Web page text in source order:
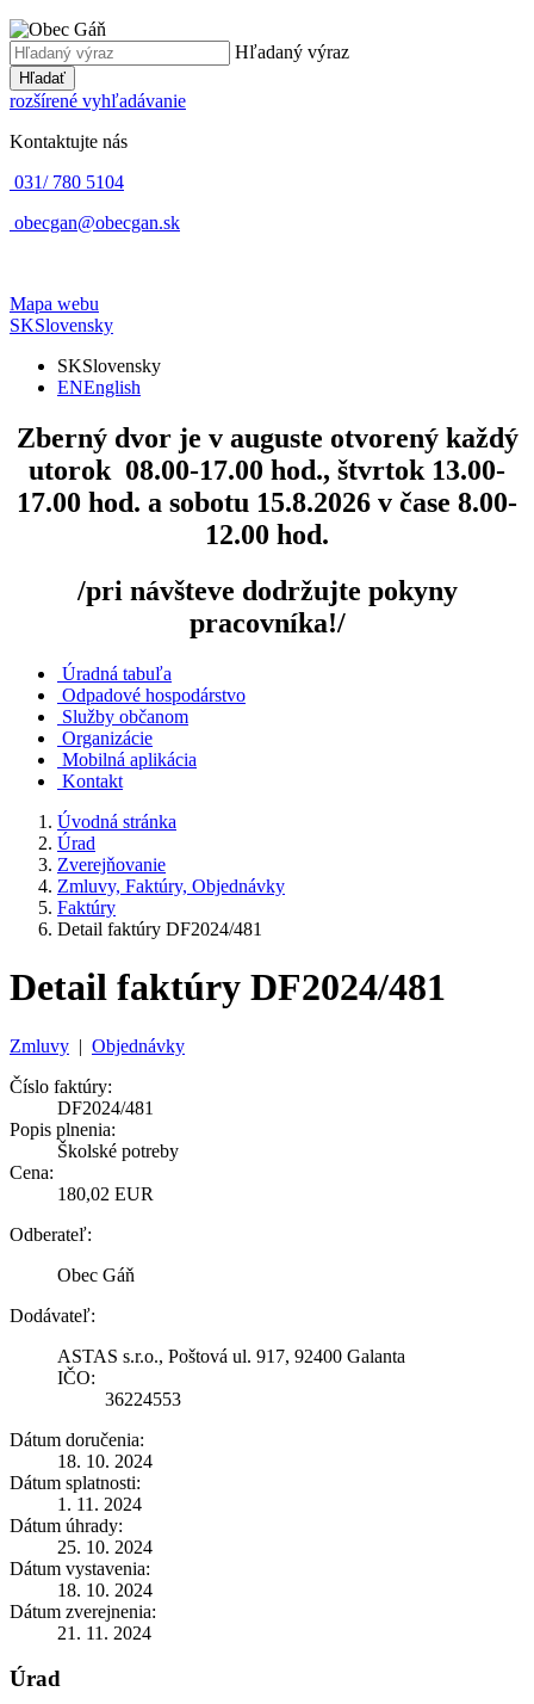
Hľadaný výraz
Hľadať
rozšírené vyhľadávanie
Kontaktujte nás
031/ 780 5104
obecgan@obecgan.sk
Mapa webu
SKSlovensky
SKSlovensky
ENEnglish
Zberný dvorje v auguste otvorený každý
utorok 08.00-17.00 hod., štvrtok 13.00-
17.00 hod. a sobotu 15.8.2026 v čase 8.00-
12.00 hod.
/pri návšteve dodržujte pokyny
pracovníka!/
Úradná tabuľa
Odpadové hospodárstvo
Služby občanom
Organizácie
Mobilná aplikácia
Kontakt
Úvodná stránka
Úrad
Zverejňovanie
Zmluvy, Faktúry, Objednávky
Faktúry
Detail faktúry DF2024/481
Detail faktúry DF2024/481
Zmluvy | Objednávky
Číslo faktúry:
DF2024/481
Popis plnenia:
Školské potreby
Cena:
180,02 EUR
Odberateľ:
Obec Gáň
Dodávateľ:
ASTAS s.r.o., Poštová ul. 917, 92400 Galanta
IČO:
36224553
Dátum doručenia:
18. 10. 2024
Dátum splatnosti:
1. 11. 2024
Dátum úhrady:
25. 10. 2024
Dátum vystavenia:
18. 10. 2024
Dátum zverejnenia:
21. 11. 2024
Úrad